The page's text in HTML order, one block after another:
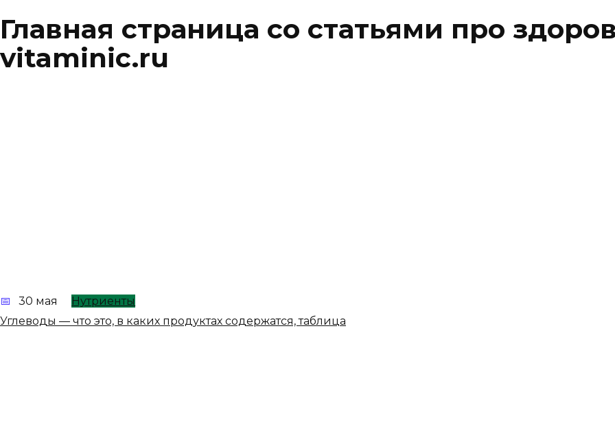
Главная страница со статьями про
vitaminic.ru
30 мая
Нутриенты
Углеводы — что это, в каких продуктах содержатся, таблица